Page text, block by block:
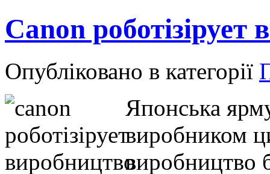
Canon роботізірует
Опубліковано в категорії
Японська
виробником
виробництво